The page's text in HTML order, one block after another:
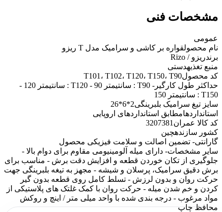
مشخصات فنی
عمومی
نام محصولقواره بر کاشی و سرامیک مدل T ریزو
برندریزو / Rizo
منبع تغذیهدستی
کد محصولT101، T102، T120، T150، T90
حداکثر طول کارگیر
- T90 : سانتیمتر 90 - T120 : سانتیمتر 120 -
T150 : سانتیمتر 150
سایز تیغ سرامیک بلبرینگی2*6*26
استانداردهامطابق استانداردهای اروپایی
کد کالا عمران 3207381
کشور سازندهچین
گارانتی- تضمین اصالت و سلامت فیزیکی محصول
سایر مشخصات- دارای میله آلومینیومی مقاوم برای دوام بالا -
جلوگیری از تکان خوردن قطعه و افزایش دقت برش - مناسب برای
برش دقیق سرامیک، پرسلان و شیشه - مجهز به تیغه بلبرینگی جهت
حرکت روان و بدون لرزش - تسلط کامل روی قطعه بدون گیر
کردن و خم شدن میله - حرکت روان با کمک غلتک های پلاستیکی از
مواد مرغوب - درجه بندی شده با واحد میلی متر / اینچ و روکش
محافظ چاپ